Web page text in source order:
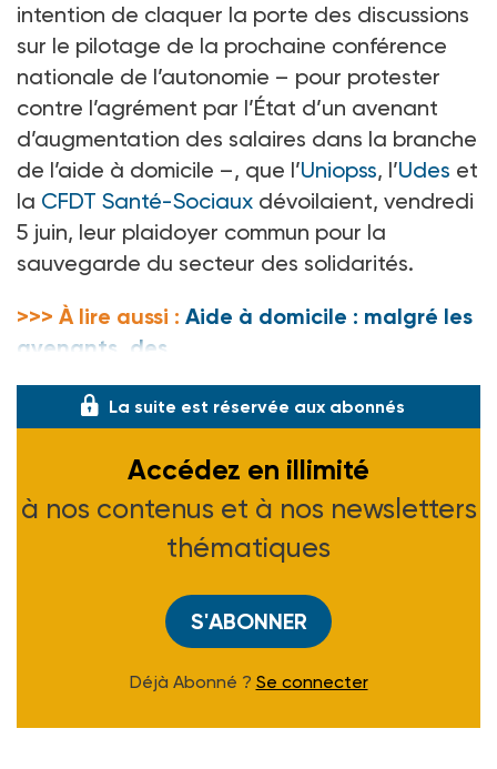
intention de claquer la porte des discussions
sur le pilotage de la prochaine conférence
nationale de l’autonomie – pour protester
contre l’agrément par l’État d’un avenant
d’augmentation des salaires dans la branche
de l’aide à domicile –, que l’Uniopss, l’Udes et
la CFDT Santé-Sociaux dévoilaient, vendredi
5 juin, leur plaidoyer commun pour la
sauvegarde du secteur des solidarités.
>>> À lire aussi : Aide à domicile : malgré les
avenants, des
La suite est réservée aux abonnés
Accédez en illimité
à nos contenus et à nos newsletters
thématiques
S'ABONNER
Déjà Abonné ? Se connecter